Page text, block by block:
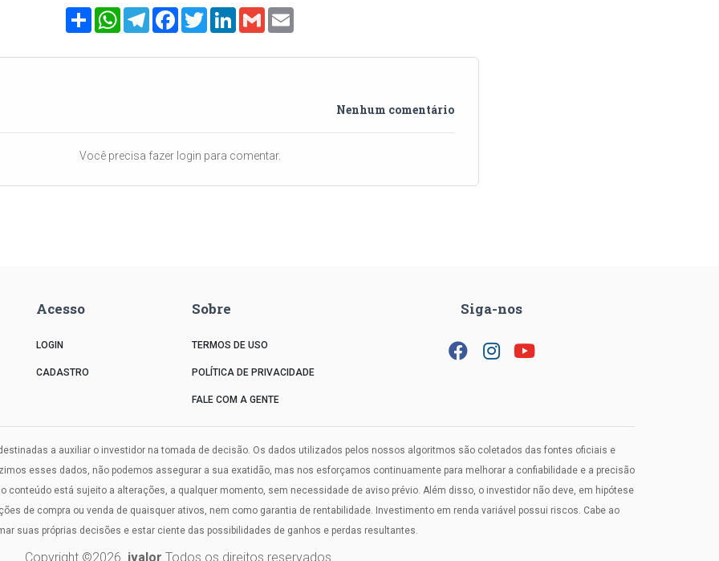
ShareWhatsAppTelegramFacebook
TwitterLinkedInGmail
Nenhum comentário
Você precisa fazer login para comentar.
Acesso
LOGIN
CADASTRO
Sobre
TERMOS DE USO
POLÍTICA DE PRIVACIDADE
FALE COM A GENTE
Siga-nos
a auxiliar o investidor na tomada de decisão. Os dados utilizados pelos nossos algoritmos são coletados das fontes oficiais e
esses dados, não podemos assegurar a sua exatidão, mas nos esforçamos continuamente para melhorar a confiabilidade e a precisão
conteúdo está sujeito a alterações, a qualquer momento, sem necessidade de aviso prévio. Além disso, o investidor não deve, em hipótese
de compra ou venda de quaisquer ativos, nem como garantia de rentabilidade. Investimento em renda variável possui riscos. Cabe ao
suas próprias decisões e estar ciente das possibilidades de ganhos e perdas resultantes.
Copyright ©2026 ivalor Todos os direitos reservados.